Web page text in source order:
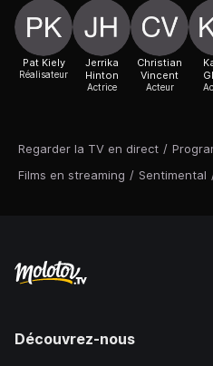
Regarder la TV en direct /
Films en streaming / Sentimental
Pat Kiely
Réalisateur
Jerrika
Hinton
Actrice
Christian
Vincent
Acteur
Découvrez-nous